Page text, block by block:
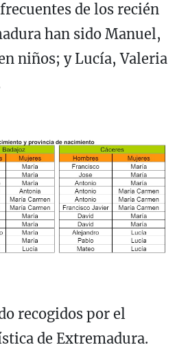
de los recién
han sido Manuel,
niños; y Lucía, Valeria
recogidos por el
de Extremadura.